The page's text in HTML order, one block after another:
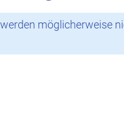
möglicherweise